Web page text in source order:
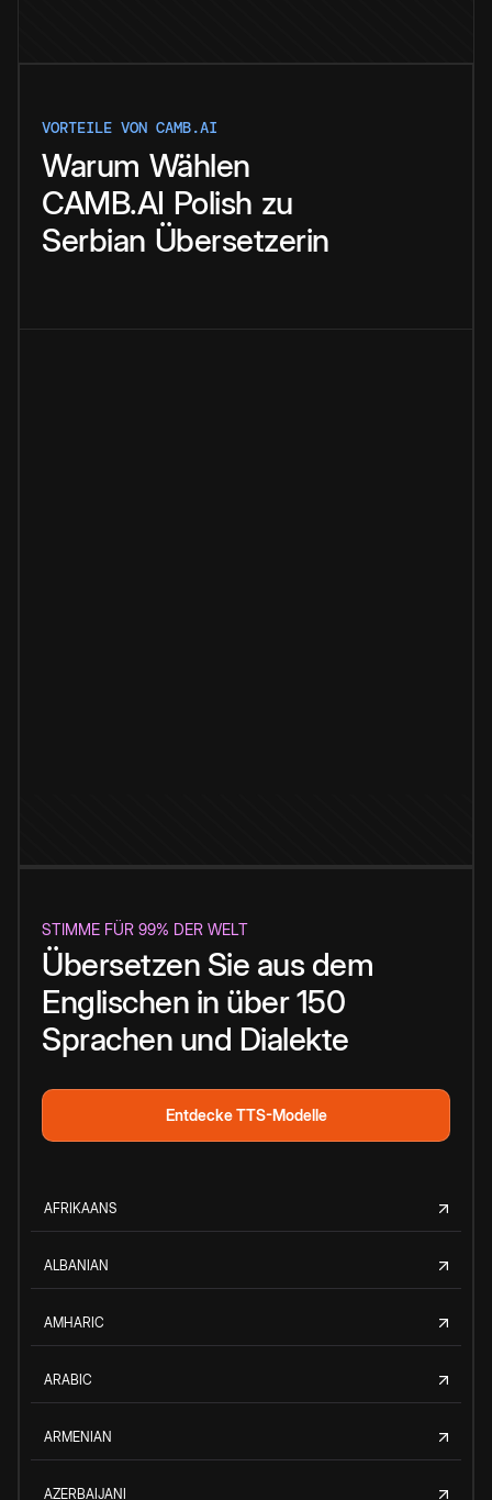
VORTEILE VON CAMB.AI
Warum Wählen
CAMB.AI Polish zu
Serbian Übersetzerin
STIMME FÜR 99% DER WELT
Übersetzen Sie aus dem
Englischen in über 150
Sprachen und Dialekte
Entdecke TTS-Modelle
AFRIKAANS
ALBANIAN
AMHARIC
ARABIC
ARMENIAN
AZERBAIJANI